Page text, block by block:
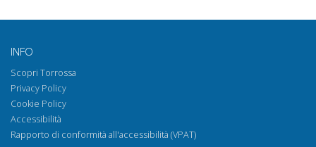
INFO
Scopri Torrossa
Privacy Policy
Cookie Policy
Accessibilità
Rapporto di conformità all'accessibilità (VPAT)